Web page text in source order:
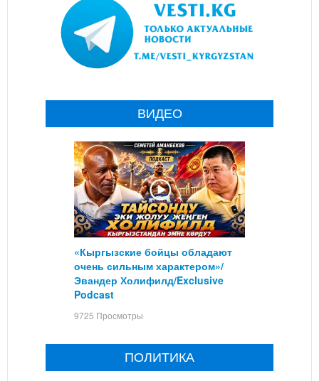
ВИДЕО
«Кыргызские бойцы обладают
очень сильным характером»/
Эвандер Холифилд/Exclusive
Podcast
9725 Просмотры
ПОЛИТИКА